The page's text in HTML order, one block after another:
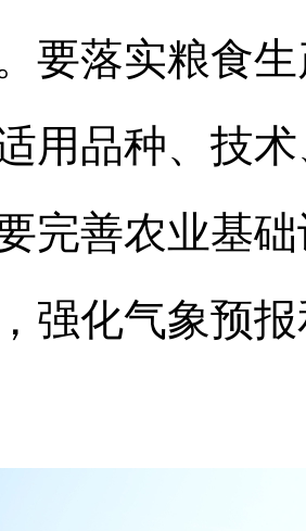
要落实粮食
用品种、技
完善农业基
强化气象预